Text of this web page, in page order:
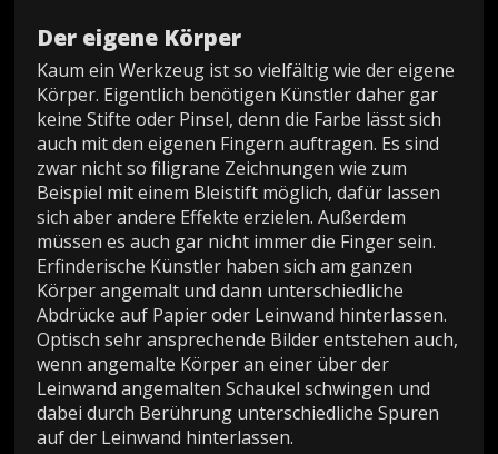
Der eigene Körper
Kaum ein Werkzeug ist so vielfältig wie der eigene
Körper. Eigentlich benötigen Künstler daher gar
keine Stifte oder Pinsel, denn die Farbe lässt sich
auch mit den eigenen Fingern auftragen. Es sind
zwar nicht so filigrane Zeichnungen wie zum
Beispiel mit einem Bleistift möglich, dafür lassen
sich aber andere Effekte erzielen. Außerdem
müssen es auch gar nicht immer die Finger sein.
Erfinderische Künstler haben sich am ganzen
Körper angemalt und dann unterschiedliche
Abdrücke auf Papier oder Leinwand hinterlassen.
Optisch sehr ansprechende Bilder entstehen auch,
wenn angemalte Körper an einer über der
Leinwand angemalten Schaukel schwingen und
dabei durch Berührung unterschiedliche Spuren
auf der Leinwand hinterlassen.